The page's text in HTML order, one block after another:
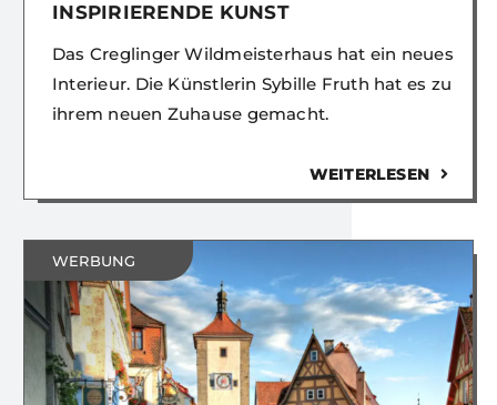
INSPIRIERENDE KUNST
Das Creglinger Wildmeisterhaus hat ein neues
Interieur. Die Künstlerin Sybille Fruth hat es zu
ihrem neuen Zuhause gemacht.
WEITERLESEN
WERBUNG